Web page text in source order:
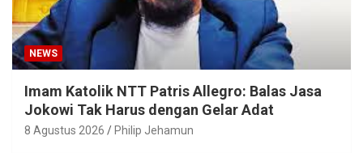
NEWS
Imam Katolik NTT Patris Allegro: Balas Jasa
Jokowi Tak Harus dengan Gelar Adat
8 Agustus 2026 Philip Jehamun